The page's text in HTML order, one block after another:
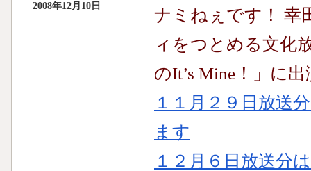
2008年12月10日
ナミねぇです！ 幸
ィをつとめる文化
のIt’s Mine！」に
１１月２９日放送
ます
１２月６日放送分